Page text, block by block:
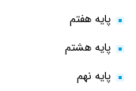
پایه هفتم
پایه هشتم
پایه نهم